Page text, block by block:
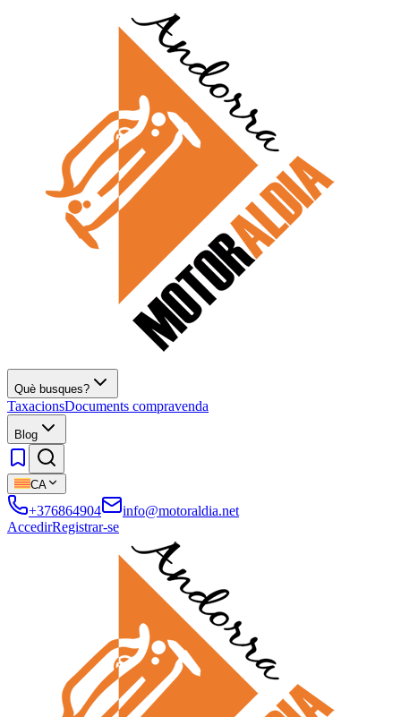
Què busques?
TaxacionsDocuments compravenda
Blog
CA
+376864904
info@motoraldia.net
AccedirRegistrar-se